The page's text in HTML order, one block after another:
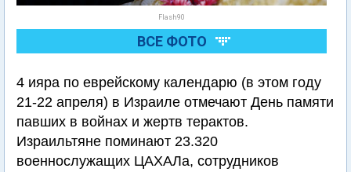
Flash90
ВСЕ ФОТО
4 ияра по еврейскому календарю (в этом году
21-22 апреля) в Израиле отмечают День памяти
павших в войнах и жертв терактов.
Израильтяне поминают 23.320
военнослужащих ЦАХАЛа, сотрудников